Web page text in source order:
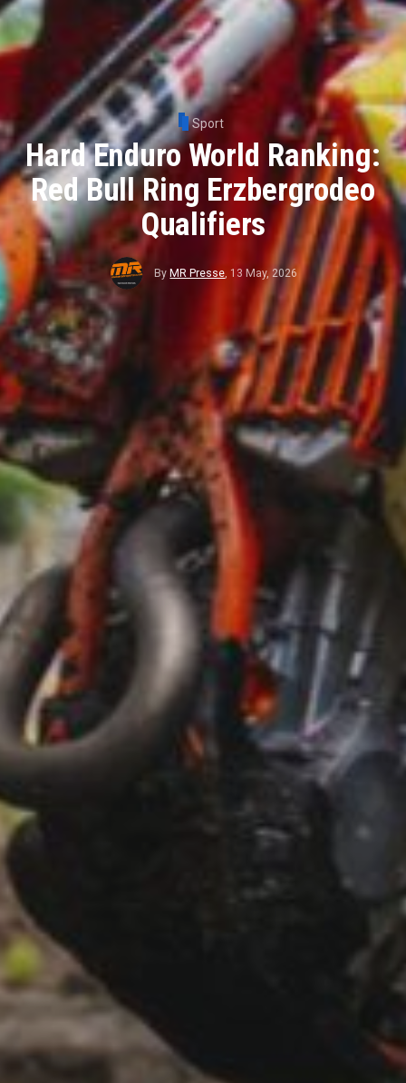
Sport
Hard Enduro World Ranking:
Red Bull Ring Erzbergrodeo
Qualifiers
By MR Presse, 13 May, 2026